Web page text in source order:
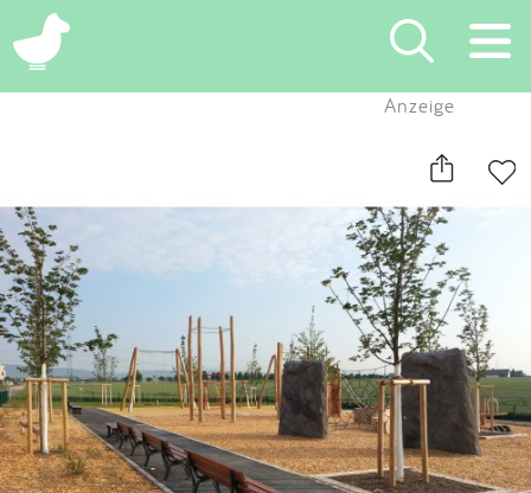
×
Eintragen
Blog
Partner
Kontakt
Anzeige